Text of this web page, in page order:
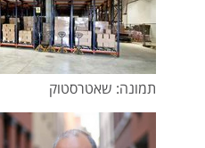
תמונה: שאטרסטוק